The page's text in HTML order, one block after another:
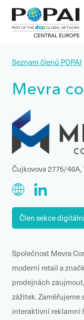
Seznam členů POPAI
Mevra
Čujkovova 2775/46A,
Člen sekce
Společnost Mevra
moderní retail a
prodejnách
zážitek. Zaměřujeme
interaktivní reklamní